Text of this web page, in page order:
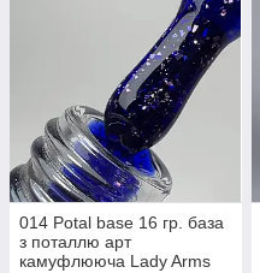
014 Potal base 16 гр. база
з поталлю арт
камуфлююча Lady Arms